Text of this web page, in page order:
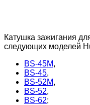
Катушка зажигания
следующих моделей
BS-45М,
BS-45,
BS-52M,
BS-52,
BS-62;